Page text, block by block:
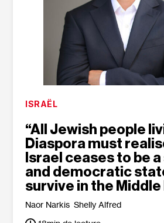
ISRAËL
“All Jewish people
Diaspora must
Israel ceases to be
and democratic
survive in the Middle
Naor Narkis Shelly Alfred